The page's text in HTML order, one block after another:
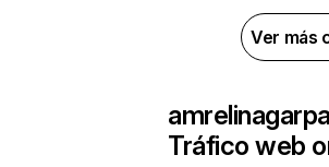
Ver más
Tráfico web